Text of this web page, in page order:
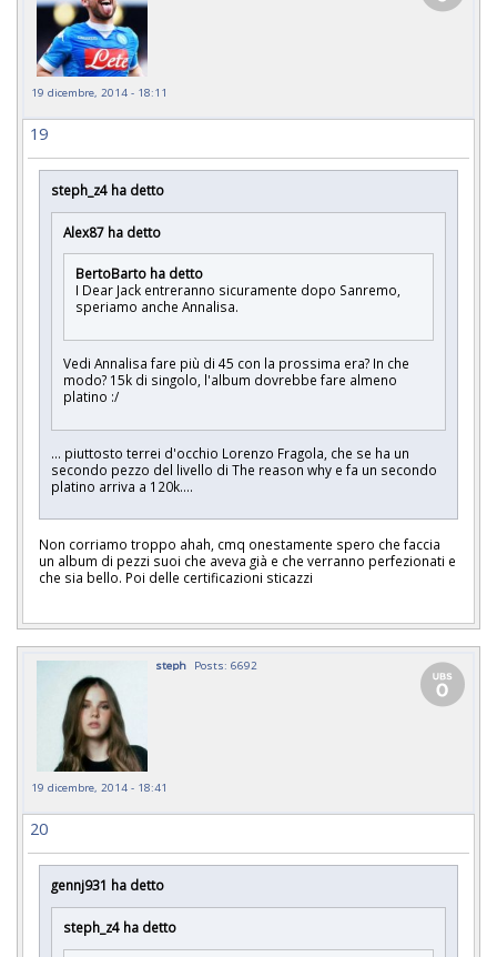
19 dicembre, 2014 - 18:11
19
steph_z4 ha detto
Alex87 ha detto
BertoBarto ha detto
I Dear Jack entreranno sicuramente dopo Sanremo,
speriamo anche Annalisa.
Vedi Annalisa fare più di 45 con la prossima era? In che
modo? 15k di singolo, l'album dovrebbe fare almeno
platino :/
... piuttosto terrei d'occhio Lorenzo Fragola, che se ha un
secondo pezzo del livello di The reason why e fa un secondo
platino arriva a 120k....
Non corriamo troppo ahah, cmq onestamente spero che faccia
un album di pezzi suoi che aveva già e che verranno perfezionati e
che sia bello. Poi delle certificazioni sticazzi
steph Posts: 6692
19 dicembre, 2014 - 18:41
20
gennj931 ha detto
steph_z4 ha detto